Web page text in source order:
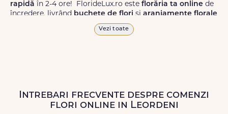
rapidă în 2-4 ore! FlorideLux.ro este florăria ta online de
încredere, livrând buchete de flori și aranjamente florale
de calitate superioară în Leordeni și în toată România.
Livrăm buchete de florichiar și în weekend, pentru ca tu
să poți adresa un gest frumos atunci când ai nevoie.
Vezi toate
Intrebari frecvente despre comenzi
flori online in Leordeni